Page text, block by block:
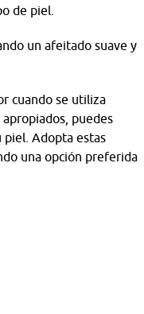
de piel.
un afeitado suave y
cuando se utiliza
puedes
Adopta estas
una opción preferida